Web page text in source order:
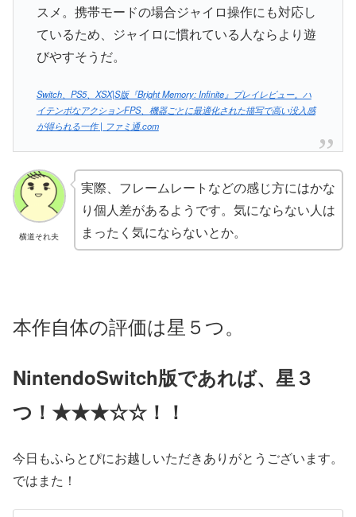
スメ。携帯モードの場合ジャイロ操作にも対応し
ているため、ジャイロに慣れている人ならより遊
びやすそうだ。
Switch、PS5、XSX|S版『Bright Memory: Infinite』プレイレビュー。ハ
イテンポなアクションFPS、機器ごとに最適化された描写で高い没入感
が得られる一作 | ファミ通.com
横道それ夫
実際、フレームレートなどの感じ方にはかな
り個人差があるようです。気にならない人は
まったく気にならないとか。
本作自体の評価は星５つ。
NintendoSwitch版であれば、星３
つ！★★★☆☆！！
今日もふらとぴにお越しいただきありがとうございます。
ではまた！